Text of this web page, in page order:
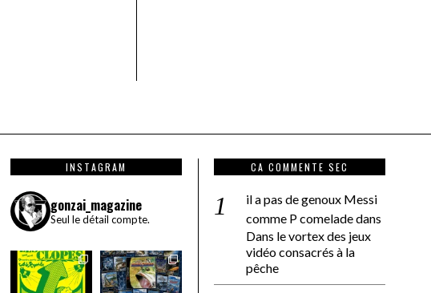
INSTAGRAM
gonzai_magazine
Seul le détail compte.
CA COMMENTE SEC
il a pas de genoux Messi
comme P comeladedans
Dans le vortex des jeux
vidéo consacrés à la
pêche